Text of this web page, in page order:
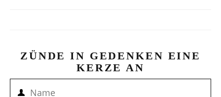
ZÜNDE IN GEDENKEN EINE
KERZE AN